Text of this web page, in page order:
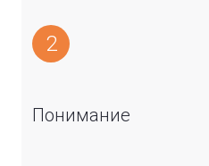
2
Понимание